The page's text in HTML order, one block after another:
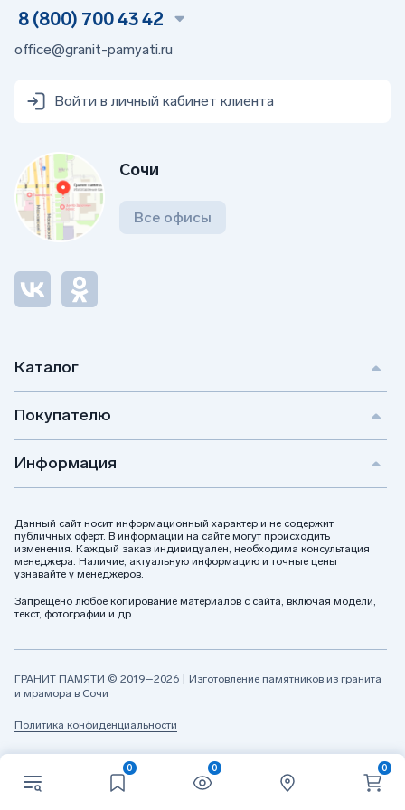
0 0 0
Процесс подготовки бетона, включает в себя
регламентированное количество материалов,
щебня,песка и цемента.
используемых материалов. Добавьте товар в корзину
подходящее решение.
на вопросы
перезвонит в вам в выбранное время.
Позвоните мне
Я даю своё согласие на обработку персональных данных
и соглашаюсь сполитикой конфиденциальности
Каталог
Покупателю
Информация
Данный сайт носит информационный характер и не содержит
публичных оферт. В информации на сайте могут происходить
изменения. Каждый заказ индивидуален, необходима консультация
менеджера. Наличие, актуальную информацию и точные цены
узнавайте у менеджеров.
Запрещено любое копирование материалов с сайта, включая модели,
текст, фотографии и др.
8 (800) 700 43 42
office@granit-pamyati.ru
Войти в личный кабинет клиента
Сочи
Все офисы
ГРАНИТ ПАМЯТИ © 2019–2026 | Изготовление памятников из гранита
и мрамора в Сочи
Политика конфиденциальности